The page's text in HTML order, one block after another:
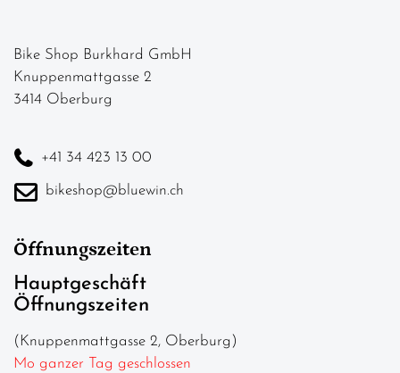
Bike Shop Burkhard GmbH
Knuppenmattgasse 2
3414 Oberburg
+41 34 423 13 00
bikeshop@bluewin.ch
Öffnungszeiten
Hauptgeschäft
Öffnungszeiten
(Knuppenmattgasse 2, Oberburg)
Mo ganzer Tag geschlossen